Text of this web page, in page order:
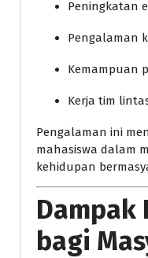
Peningkatan
Pengalaman
Kemampuan
Kerja tim
Pengalaman ini
mahasiswa dalam
kehidupan
Dampak
bagi